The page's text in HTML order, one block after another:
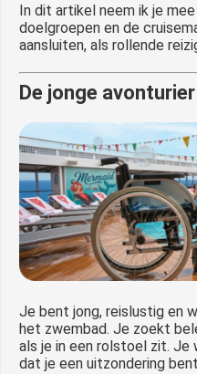
In dit artikel neem ik je
doelgroepen en de
aansluiten, als rollende
De jonge
Je bent jong, reislustig en
het zwembad. Je zoekt
als je in een rolstoel zit.
dat je een uitzondering